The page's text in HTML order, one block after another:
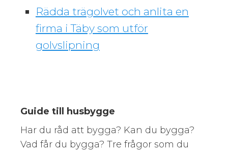
Rädda trägolvet och anlita en
firma i Täby som utför
golvslipning
Guide till husbygge
Har du råd att bygga? Kan du bygga?
Vad får du bygga? Tre frågor som du